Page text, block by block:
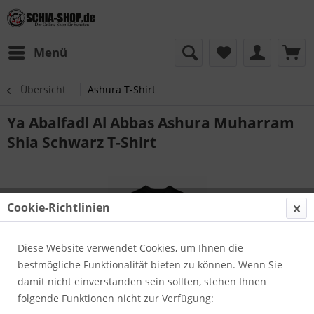
Menü
Übersicht Ashura T-Shirt
Ya Abalfadl Al Abbas Ashura Muharram
Shia Schwarz T-Shirt
Cookie-Richtlinien
Diese Website verwendet Cookies, um Ihnen die
bestmögliche Funktionalität bieten zu können. Wenn Sie
damit nicht einverstanden sein sollten, stehen Ihnen
folgende Funktionen nicht zur Verfügung: